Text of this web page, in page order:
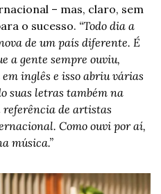
– mas, claro, sem
o sucesso. “Todo dia a
de um país diferente. É
a gente sempre ouviu,
inglês e isso abriu várias
suas letras também na
de artistas
Como ouvi por aí,
música.”